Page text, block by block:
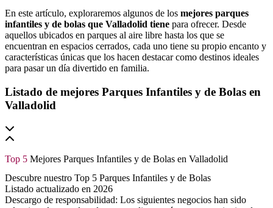
En este artículo, exploraremos algunos de los mejores parques
infantiles y de bolas que Valladolid tiene para ofrecer. Desde
aquellos ubicados en parques al aire libre hasta los que se
encuentran en espacios cerrados, cada uno tiene su propio encanto y
características únicas que los hacen destacar como destinos ideales
para pasar un día divertido en familia.
Listado de mejores Parques Infantiles y de Bolas en
Valladolid
Top 5 Mejores Parques Infantiles y de Bolas en Valladolid
Descubre nuestro Top 5 Parques Infantiles y de Bolas
Listado actualizado en 2026
Descargo de responsabilidad: Los siguientes negocios han sido